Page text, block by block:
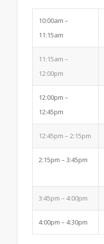
10:00am –
11:15am
11:15am –
12:00pm
12:00pm –
12:45pm
12:45pm – 2:15pm
2:15pm – 3:45pm
3:45pm – 4:00pm
4:00pm – 4:30pm